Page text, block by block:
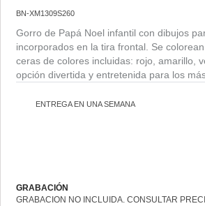
BN-XM1309S260
Gorro de Papá Noel infantil con dibujos
incorporados en la tira frontal. Se
ceras de colores incluidas: rojo, amarillo,
opción divertida y entretenida para los
ENTREGA EN UNA SEMANA
GRABACIÓN
GRABACION NO INCLUIDA. CONSULTAR